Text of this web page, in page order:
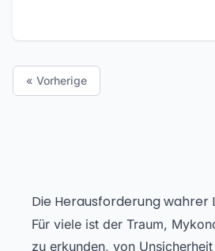
« Vorherige
Die Herausforderung wahrer
Für viele ist der Traum,
zu erkunden, von